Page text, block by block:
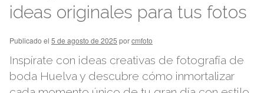
ideas originales para tus fotos
Publicado el 5 de agosto de 2025 porcmfoto
Inspírate con ideas creativas de fotografía de
boda Huelva y descubre cómo inmortalizar